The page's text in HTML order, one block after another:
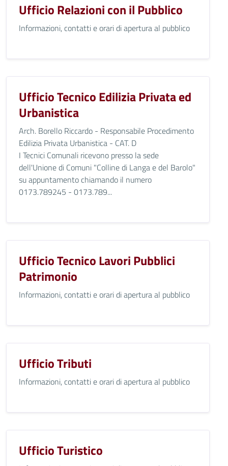
Ufficio Relazioni con il Pubblico
Informazioni, contatti e orari di apertura al pubblico
Ufficio Tecnico Edilizia Privata ed
Urbanistica
Arch. Borello Riccardo - Responsabile Procedimento
Edilizia Privata Urbanistica - CAT. D
I Tecnici Comunali ricevono presso la sede
dell'Unione di Comuni "Colline di Langa e del Barolo"
su appuntamento chiamando il numero
0173.789245 - 0173.789...
Ufficio Tecnico Lavori Pubblici
Patrimonio
Informazioni, contatti e orari di apertura al pubblico
Ufficio Tributi
Informazioni, contatti e orari di apertura al pubblico
Ufficio Turistico